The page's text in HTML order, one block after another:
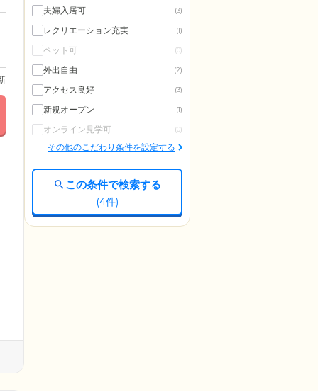
夫婦入居可 (3)
レクリエーション充実 (1)
ペット可 (0)
外出自由 (2)
アクセス良好 (3)
新規オープン (1)
オンライン見学可 (0)
その他のこだわり条件を設定する
この条件で検索する
(4件)